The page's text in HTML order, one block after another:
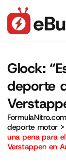
Glock:
deporte
deporte motor
una pena para
Verstappen en